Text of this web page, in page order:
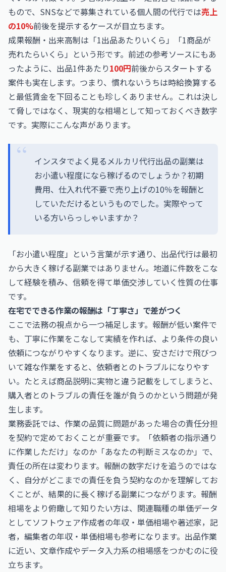
もので、SNSなどで募集されている個人間の代行では売上
の10%前後を提示するケースが目立ちます。
成果報酬・出来高制は「1出品あたりいくら」「1商品が
売れたらいくら」という形です。前述の参考ソースにもあ
ったように、出品1件あたり100円前後からスタートする
案件も実在します。つまり、慣れないうちは時給換算する
と最低賃金を下回ることも珍しくありません。これは決し
て脅しではなく、現実的な相場として知っておくべき数字
です。実際にこんな声があります。
インスタでよく見るメルカリ代行出品の副業は
お小遣い程度になら稼げるのでしょうか？初期
費用、仕入れ代不要で売り上げの10％を報酬と
していただけるというものでした。実際やって
いる方いらっしゃいますか？
「お小遣い程度」という言葉が示す通り、出品代行は最初
から大きく稼げる副業ではありません。地道に件数をこな
して経験を積み、信頼を得て単価交渉していく性質の仕事
です。
在宅でできる作業の報酬は「丁寧さ」で差がつく
ここで法務の視点から一つ補足します。報酬が低い案件で
も、丁寧に作業をこなして実績を作れば、より条件の良い
依頼につながりやすくなります。逆に、安さだけで飛びつ
いて雑な作業をすると、依頼者とのトラブルになりやす
い。たとえば商品説明に実物と違う記載をしてしまうと、
購入者とのトラブルの責任を誰が負うのかという問題が発
生します。
業務委託では、作業の品質に問題があった場合の責任分担
を契約で定めておくことが重要です。「依頼者の指示通り
に作業しただけ」なのか「あなたの判断ミスなのか」で、
責任の所在は変わります。報酬の数字だけを追うのではな
く、自分がどこまでの責任を負う契約なのかを理解してお
くことが、結果的に長く稼げる副業につながります。報酬
相場をより俯瞰して知りたい方は、関連職種の単価データ
としてソフトウェア作成者の年収・単価相場や著述家，記
者，編集者の年収・単価相場も参考になります。出品作業
に近い、文章作成やデータ入力系の相場感をつかむのに役
立ちます。